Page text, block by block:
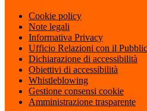
Cookie policy
Note legali
Informativa Privacy
Ufficio Relazioni con il
Dichiarazione di accessibilità
Obiettivi di accessibilità
Whistleblowing
Gestione consensi cookie
Amministrazione trasparente